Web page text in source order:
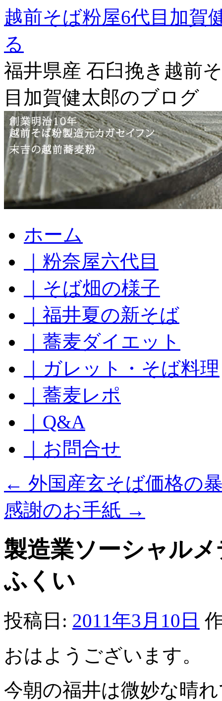
越前そば粉屋6代目加賀
る
福井県産 石臼挽き越前
目加賀健太郎のブログ
ン
ツ
ス
プ
ホーム
｜粉奈屋六代目
｜そば畑の様子
｜福井夏の新そば
｜蕎麦ダイエット
｜ガレット・そば料理
｜蕎麦レポ
｜Q&A
｜お問合せ
← 外国産玄そば価格の
感謝のお手紙 →
製造業ソーシャル
ふくい
投稿日: 2011年3月10日
おはようございます。
今朝の福井は微妙な晴